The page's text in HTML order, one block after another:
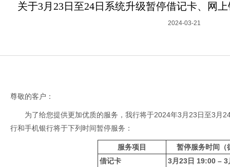
关于3月23日至24日系统升级暂停借记卡、网
2024-03-21
尊敬的客户：
为了给您提供更加优质的服务，我行将于2024年3月23日至3月
行和手机银行将于下列时间暂停服务：
服务项目
暂停服务时间（
借记卡
3月 23日 19:00 – 3